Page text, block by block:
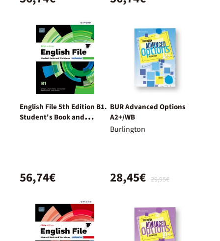
English File 5th Edition B1.
Student's Book and
56,74€
BUR Advanced Options
A2+/WB
Burlington
29,95€
28,45€